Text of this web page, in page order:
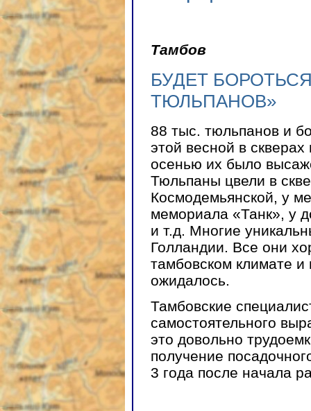
Тамбов
БУДЕТ
ТЮЛЬПАНОВ»
88 тыс. тюльпанов и
этой весной в
осенью их было
Тюльпаны цвели в
Космодемьянской, у
мемориала «Танк», у
и т.д. Многие
Голландии. Все они
тамбовском климате
ожидалось.
Тамбовские
самостоятельного
это довольно
получение
3 года после начала